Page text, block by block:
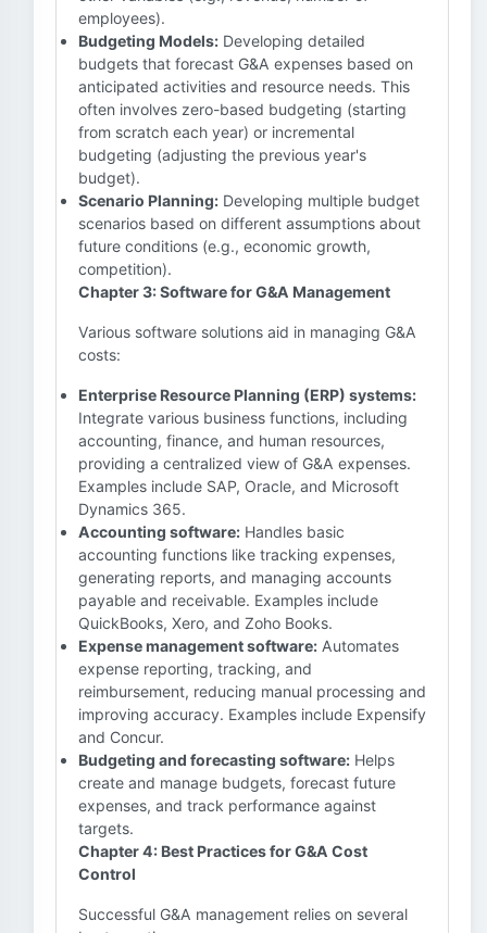
employees).
Budgeting Models: Developing detailed
budgets that forecast G&A expenses based on
anticipated activities and resource needs. This
often involves zero-based budgeting (starting
from scratch each year) or incremental
budgeting (adjusting the previous year's
budget).
Scenario Planning: Developing multiple budget
scenarios based on different assumptions about
future conditions (e.g., economic growth,
competition).
Chapter 3: Software for G&A Management
Various software solutions aid in managing G&A
costs:
Enterprise Resource Planning (ERP) systems:
Integrate various business functions, including
accounting, finance, and human resources,
providing a centralized view of G&A expenses.
Examples include SAP, Oracle, and Microsoft
Dynamics 365.
Accounting software: Handles basic
accounting functions like tracking expenses,
generating reports, and managing accounts
payable and receivable. Examples include
QuickBooks, Xero, and Zoho Books.
Expense management software: Automates
expense reporting, tracking, and
reimbursement, reducing manual processing and
improving accuracy. Examples include Expensify
and Concur.
Budgeting and forecasting software: Helps
create and manage budgets, forecast future
expenses, and track performance against
targets.
Chapter 4: Best Practices for G&A Cost
Control
Successful G&A management relies on several